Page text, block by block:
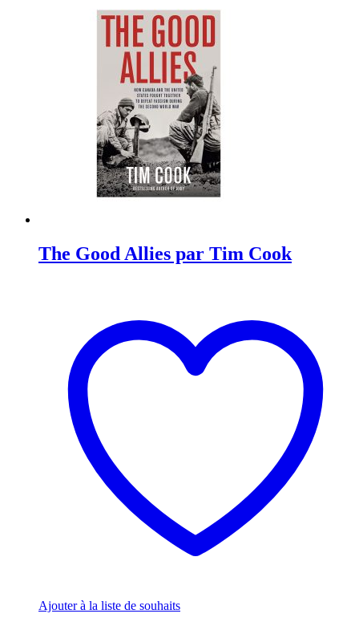
The Good Allies par Tim Cook
Ajouter à la liste de souhaits